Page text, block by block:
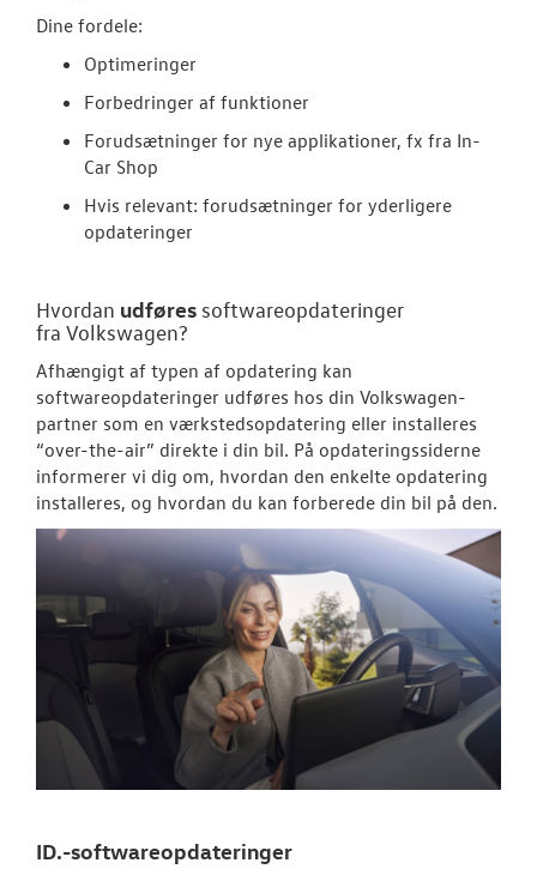
SKADECENTER
TILBEHØR
RESERVEDELE
NYHEDER
OM OS
JOB OG
Dine fordele:
Optimeringer
Forbedringer af funktioner
Forudsætninger for nye applikationer, fx fra In-
Car Shop
Hvis relevant: forudsætninger for yderligere
opdateringer
Hvordan udføres softwareopdateringer
fra Volkswagen?
Afhængigt af typen af opdatering kan
softwareopdateringer udføres hos din Volkswagen-
partner som en værkstedsopdatering eller installeres
“over-the-air” direkte i din bil. På opdateringssiderne
informerer vi dig om, hvordan den enkelte opdatering
installeres, og hvordan du kan forberede din bil på den.
ID.-softwareopdateringer